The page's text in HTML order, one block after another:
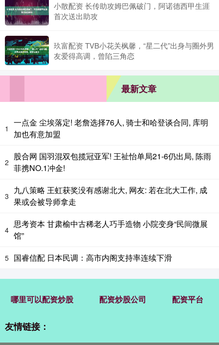
小散配资 长传助攻姆巴佩破门，阿诺德西甲生涯
首次送出助攻
玖富配资 TVB小花关枫馨，“星二代”出身与圈外男
友爱得高调，曾陷三角恋
最新文章
1
一点金 尘埃落定! 老詹选择76人, 骑士和哈登谈合同, 库明
加也有意加盟
2
股合网 国羽混双包揽冠亚军! 王祉怡单局21-6仍出局, 陈雨
菲携NO.1冲金!
3
九八策略 王虹获奖没有感谢北大, 网友: 若在北大工作, 成
果或会被导师拿走
4
思考资本 甘肃榆中古稀老人巧手造物 小院变身“民间微展
馆”
5 国睿信配 日本民调：高市内阁支持率连续下滑
哪里可以配资炒股 配资炒股公司 配资平台
友情链接：